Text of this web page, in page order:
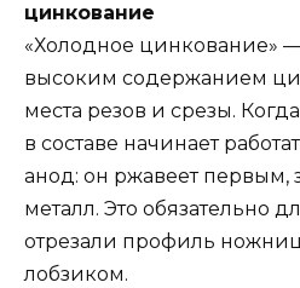
цинкование
«Холодное цинкование»
высоким содержанием
места резов и срезы.
в составе начинает
анод: он ржавеет
металл. Это обязательно
отрезали профиль
лобзиком.